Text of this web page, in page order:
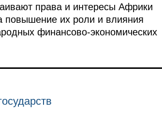
права и интересы Африки
повышение их роли и влияния
финансово-экономических